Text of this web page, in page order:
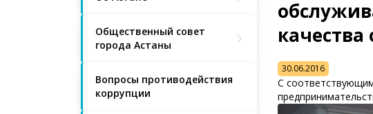
Общественный совет
города Астаны
Вопросы противодействия
коррупции
30.06.2016
С